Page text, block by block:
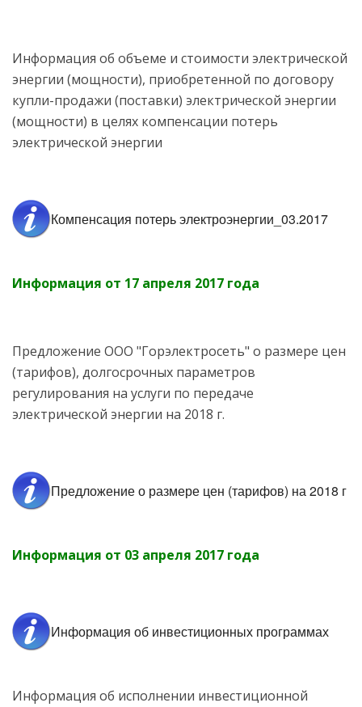
Информация об объеме и стоимости электрической
энергии (мощности), приобретенной по договору
купли-продажи (поставки) электрической энергии
(мощности) в целях компенсации потерь
электрической энергии
Компенсация потерь электроэнергии_03.2017
Информация от 17 апреля 2017 года
Предложение ООО "Горэлектросеть" о размере цен
(тарифов), долгосрочных параметров
регулирования на услуги по передаче
электрической энергии на 2018 г.
Предложение о размере цен (тарифов) на 2018 г
Информация от 03 апреля 2017 года
Информация об инвестиционных программах
Информация об исполнении инвестиционной